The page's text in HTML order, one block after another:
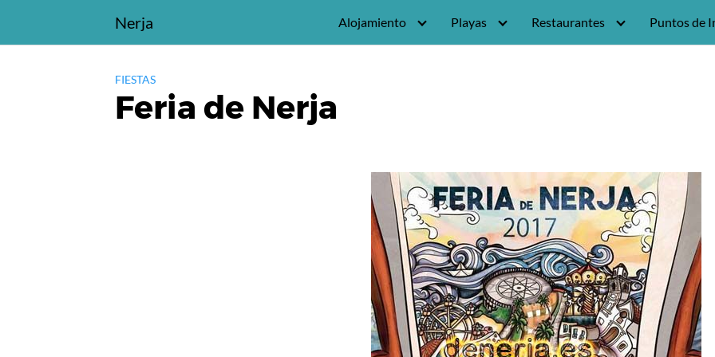
contenido
Nerja Alojamiento Playas Restaurantes Puntos de
FIESTAS
Feria de Nerja